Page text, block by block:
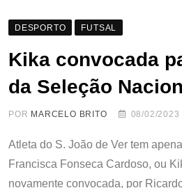
DESPORTO FUTSAL
Kika convocada
da Seleção
POR MARCELO BRITO 08/02/2023
Atleta do S. João de Ver tem
Francisca Fonseca Cardoso, ou
novamente convocada, por